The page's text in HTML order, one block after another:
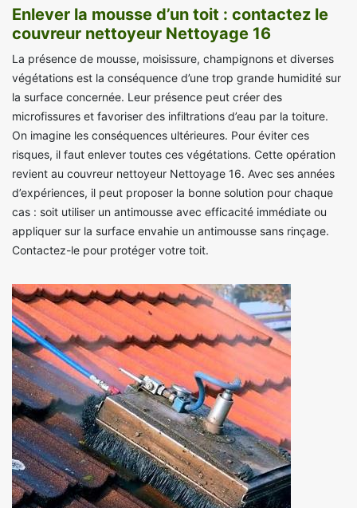
Enlever la mousse d’un toit : contactez le
couvreur nettoyeur Nettoyage 16
La présence de mousse, moisissure, champignons et diverses
végétations est la conséquence d’une trop grande humidité sur
la surface concernée. Leur présence peut créer des
microfissures et favoriser des infiltrations d’eau par la toiture.
On imagine les conséquences ultérieures. Pour éviter ces
risques, il faut enlever toutes ces végétations. Cette opération
revient au couvreur nettoyeur Nettoyage 16. Avec ses années
d’expériences, il peut proposer la bonne solution pour chaque
cas : soit utiliser un antimousse avec efficacité immédiate ou
appliquer sur la surface envahie un antimousse sans rinçage.
Contactez-le pour protéger votre toit.